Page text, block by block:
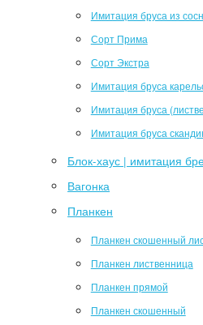
Имитация бруса из
Сорт Прима
Сорт Экстра
Имитация бруса
Имитация бруса
Имитация бруса
Блок-хаус | имитация
Вагонка
Планкен
Планкен скошенный
Планкен лиственница
Планкен прямой
Планкен скошенный